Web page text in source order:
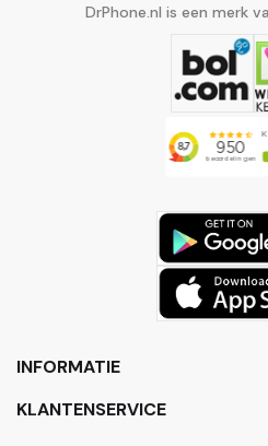
DrPhone.nl is een merk
INFORMATIE
KLANTENSERVICE